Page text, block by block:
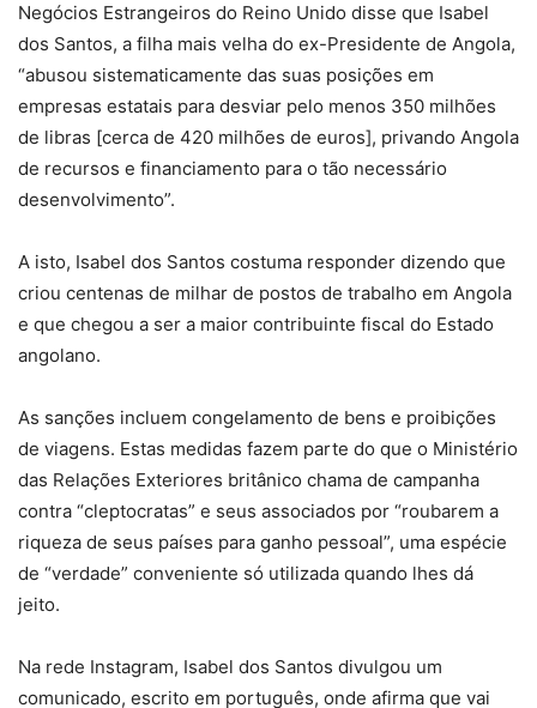
Negócios Estrangeiros do Reino Unido disse que Isabel
dos Santos, a filha mais velha do ex-Presidente de Angola,
“abusou sistematicamente das suas posições em
empresas estatais para desviar pelo menos 350 milhões
de libras [cerca de 420 milhões de euros], privando Angola
de recursos e financiamento para o tão necessário
desenvolvimento”.
A isto, Isabel dos Santos costuma responder dizendo que
criou centenas de milhar de postos de trabalho em Angola
e que chegou a ser a maior contribuinte fiscal do Estado
angolano.
As sanções incluem congelamento de bens e proibições
de viagens. Estas medidas fazem parte do que o Ministério
das Relações Exteriores britânico chama de campanha
contra “cleptocratas” e seus associados por “roubarem a
riqueza de seus países para ganho pessoal”, uma espécie
de “verdade” conveniente só utilizada quando lhes dá
jeito.
Na rede Instagram, Isabel dos Santos divulgou um
comunicado, escrito em português, onde afirma que vai